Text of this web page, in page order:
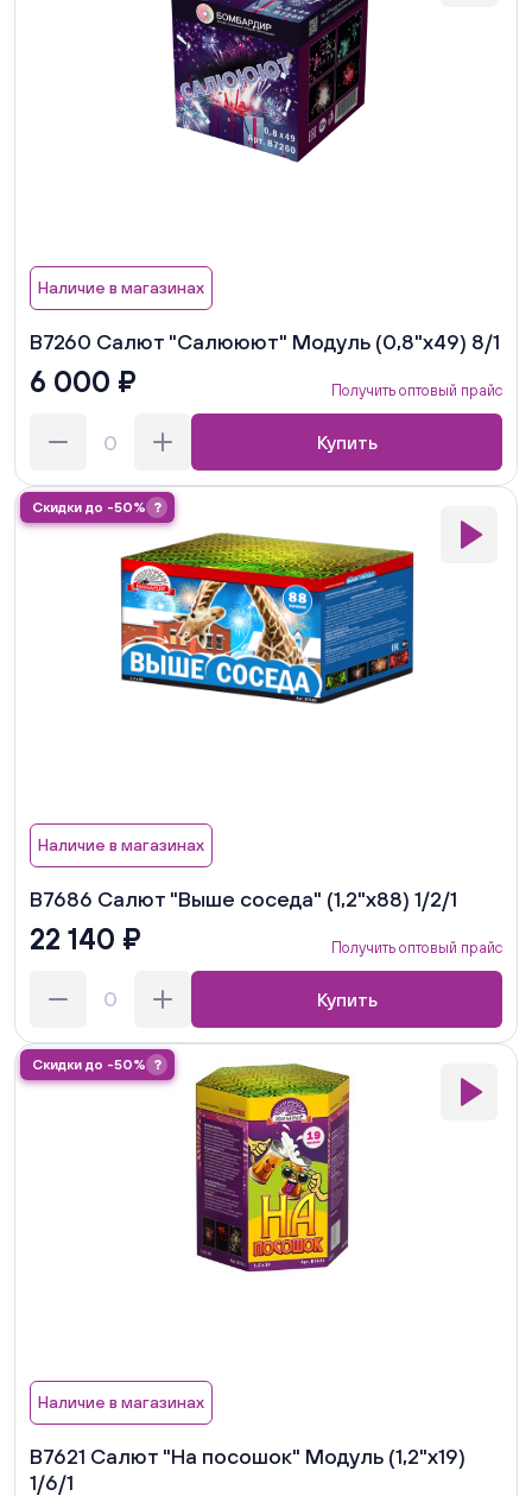
Наличие в магазинах
В7260 Салют "Салююют" Модуль (0,8"х49) 8/1
6 000 ₽ Получить оптовый прайс
Купить
Скидки до -50% ?
Наличие в магазинах
В7686 Салют "Выше соседа" (1,2"х88) 1/2/1
22 140 ₽ Получить оптовый прайс
Купить
Скидки до -50% ?
Наличие в магазинах
В7621 Салют "На посошок" Модуль (1,2"х19)
1/6/1